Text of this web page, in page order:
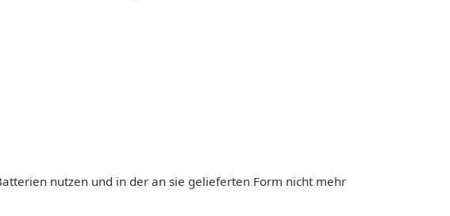
nutzen und in der an sie gelieferten Form nicht mehr